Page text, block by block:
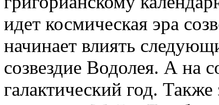
идет космическая эра
начинает влиять
созвездие Водолея. А на
галактический год.